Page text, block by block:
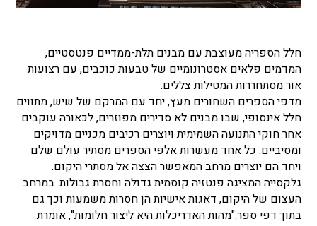
חלל הספריה מעוצבת עם מבנים תלת-ממדיים פנטסטיים,
המדמים פלאים אסטרונומיים של טבעות כוכבים, עם רצועות
אור מסתחררות המטילות צללים.
מדפי הספרים השחורים מעץ, יחד עם המרקם של שיש, מתווים
חלל אינסופי, שבו מבנים לא סדירים מפוזרים, לכאורה עוקבים
אחר חוקי התנועה השמימית ויוצרים רכיבים מכניים מדויקים
ומסיביים. כל אחד מעשרות אלפי הספרים מסתיר עולם שלם
ויחד הם יוצרים מרחב המאפשר הצצה אל מסתרי היקום.
גלקסייה המציגה פנטזיה קוסמית גדולה וחסרת גבולות. במרחב
העצום של היקום, דאגות אישיות הן חסרות משמעות וכך גם
בתוך דפי ספר."מהות האדריכלות היא ליצור חלומות", אומרת